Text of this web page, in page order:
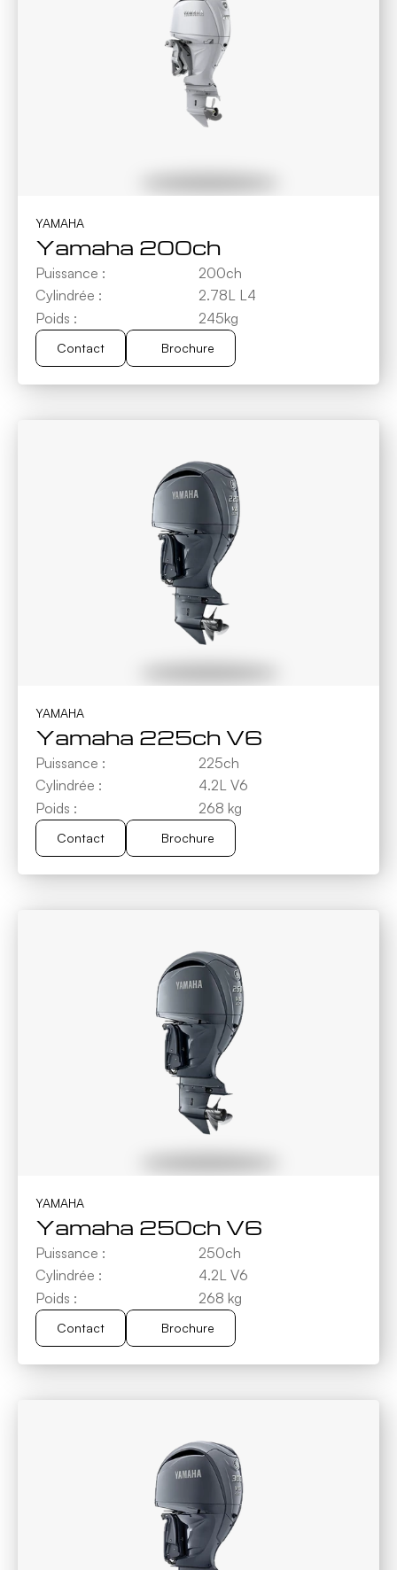
BATEAUX EN STOCK
LOCATION DE BATEAU
MOTORISATIONS
CHANTIER NAVAL
A PROPOS
YAMAHA
Yamaha 200ch
Puissance :
200ch
Cylindrée :
2.78L L4
Poids :
245kg
Contact
Contact
Brochure
Brochure
YAMAHA
Yamaha 225ch V6
Puissance :
225ch
Cylindrée :
4.2L V6
Poids :
268 kg
Contact
Contact
Brochure
Brochure
YAMAHA
Yamaha 250ch V6
Puissance :
250ch
Cylindrée :
4.2L V6
Poids :
268 kg
Contact
Contact
Brochure
Brochure